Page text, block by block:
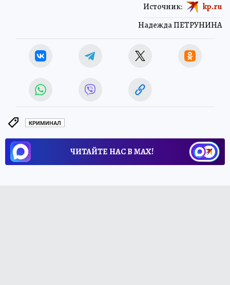
Надежда ПЕТРУНИНА
Источник: kp.ru
КРИМИНАЛ
ЧИТАЙТЕ НАС В МАХ!